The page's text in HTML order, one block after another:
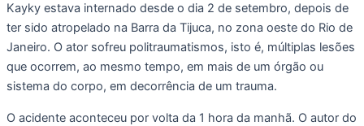
Kayky estava internado desde o dia 2 de setembro, depois de
ter sido atropelado na Barra da Tijuca, no zona oeste do Rio de
Janeiro. O ator sofreu politraumatismos, isto é, múltiplas lesões
que ocorrem, ao mesmo tempo, em mais de um órgão ou
sistema do corpo, em decorrência de um trauma.
O acidente aconteceu por volta da 1 hora da manhã. O autor do